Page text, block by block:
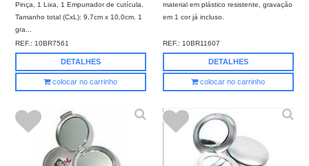
Pinça, 1 Lixa, 1 Empurrador de cutícula.
Tamanho total (CxL): 9,7cm x 10,0cm. 1
gra...
REF.: 10BR7561
DETALHES
colocar no carrinho
material em plástico resistente, gravação
em 1 cor já incluso.
REF.: 10BR11607
DETALHES
colocar no carrinho